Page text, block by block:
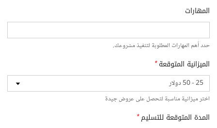
المهارات
حدد أهم المهارات المطلوبة لتنفيذ مشروعك.
الميزانية المتوقعة*
اختر ميزانية مناسبة لتحصل على عروض جيدة
المدة المتوقعة للتسليم*